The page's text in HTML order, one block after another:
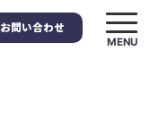
お問い合わせ
MENU